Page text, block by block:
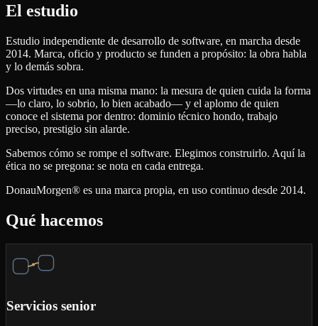
El estudio
Estudio independiente de desarrollo de software, en marcha desde
2014. Marca, oficio y producto se funden a propósito: la obra habla
y lo demás sobra.
Dos virtudes en una misma mano: la mesura de quien cuida la forma
—lo claro, lo sobrio, lo bien acabado— y el aplomo de quien
conoce el sistema por dentro: dominio técnico hondo, trabajo
preciso, prestigio sin alarde.
Sabemos cómo se rompe el software. Elegimos construirlo. Aquí la
ética no se pregona: se nota en cada entrega.
DonauMorgen® es una marca propia, en uso continuo desde 2014.
Qué hacemos
Servicios senior